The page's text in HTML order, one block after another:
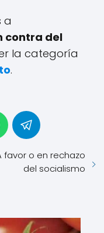
a
contra del
la categoría
.
favor o en rechazo
del socialismo